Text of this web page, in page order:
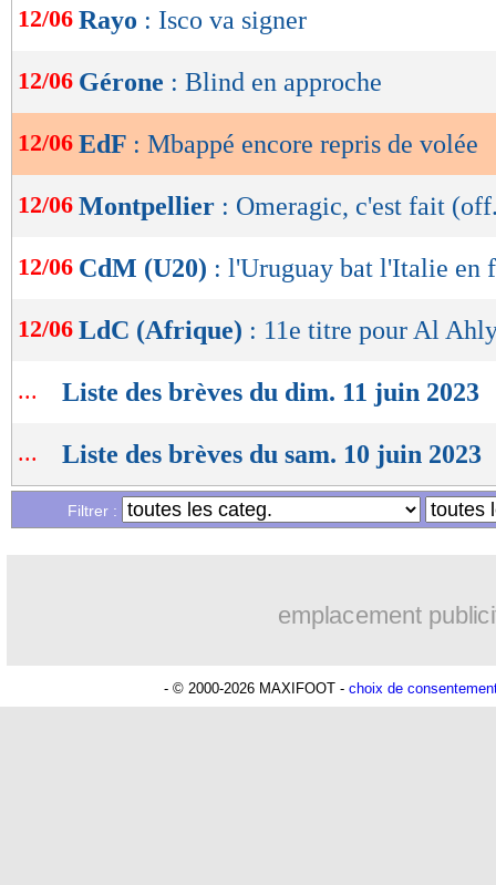
de
OK
12/06 Rayo : Isco va signer
12/06 Gérone : Blind en approche
12/06 EdF : Mbappé encore repris de volée
12/06 Montpellier : Omeragic, c'est fait
12/06 CdM (U20) : l'Uruguay bat l'Italie en
12/06 LdC (Afrique) : 11e titre pour Al
... Liste des brèves du dim. 11 juin 2023
... Liste des brèves du sam. 10 juin 2023
Filtrer :
emplacement
- © 2000-2026 MAXIFOOT - choix de